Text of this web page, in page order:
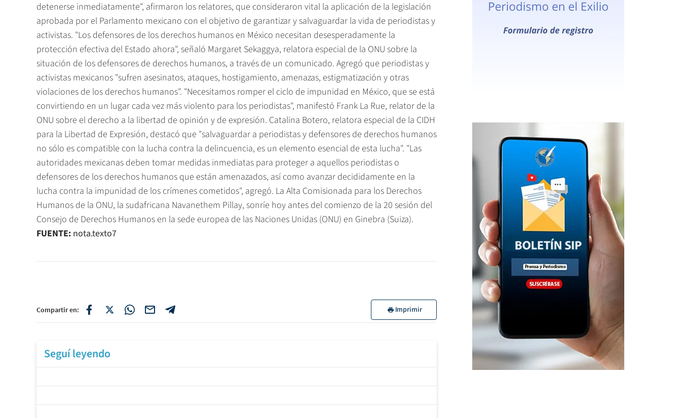
detenerse inmediatamente", afirmaron los relatores, que consideraron vital la aplicación de la legislación
aprobada por el Parlamento mexicano con el objetivo de garantizar y salvaguardar la vida de periodistas y
activistas. "Los defensores de los derechos humanos en México necesitan desesperadamente la
protección efectiva del Estado ahora", señaló Margaret Sekaggya, relatora especial de la ONU sobre la
situación de los defensores de derechos humanos, a través de un comunicado. Agregó que periodistas y
activistas mexicanos "sufren asesinatos, ataques, hostigamiento, amenazas, estigmatización y otras
violaciones de los derechos humanos". "Necesitamos romper el ciclo de impunidad en México, que se está
convirtiendo en un lugar cada vez más violento para los periodistas", manifestó Frank La Rue, relator de la
ONU sobre el derecho a la libertad de opinión y de expresión. Catalina Botero, relatora especial de la CIDH
para la Libertad de Expresión, destacó que "salvaguardar a periodistas y defensores de derechos humanos
no sólo es compatible con la lucha contra la delincuencia, es un elemento esencial de esta lucha". "Las
autoridades mexicanas deben tomar medidas inmediatas para proteger a aquellos periodistas o
defensores de los derechos humanos que están amenazados, así como avanzar decididamente en la
lucha contra la impunidad de los crímenes cometidos", agregó. La Alta Comisionada para los Derechos
Humanos de la ONU, la sudafricana Navanethem Pillay, sonríe hoy antes del comienzo de la 20 sesión del
Consejo de Derechos Humanos en la sede europea de las Naciones Unidas (ONU) en Ginebra (Suiza).
FUENTE: nota.texto7
Compartir en: Imprimir
Seguí leyendo